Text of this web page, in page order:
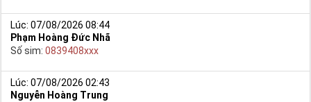
Lúc: 07/08/2026 08:44
Phạm Hoàng Đức Nhã
Số sim: 0839408xxx
Lúc: 07/08/2026 02:43
Nguyễn Hoàng Trung